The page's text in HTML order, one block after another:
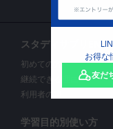
お得な
友だ
スタディサプリ
初めての方へ
継続できる理由
利用者の声
学習目的別使い方